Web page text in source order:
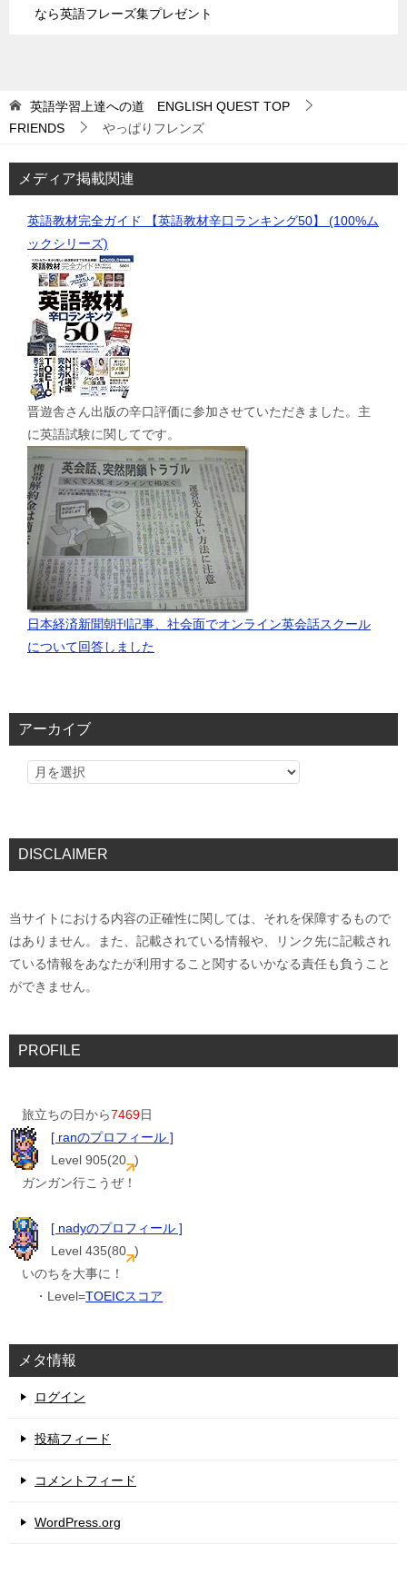
なら英語フレーズ集プレゼント
英語学習上達への道 ENGLISH QUEST TOP
FRIENDS
やっぱりフレンズ
メディア掲載関連
英語教材完全ガイド 【英語教材辛口ランキング50】 (100%ム
ックシリーズ)
晋遊舎さん出版の辛口評価に参加させていただきました。主
に英語試験に関してです。
日本経済新聞朝刊記事、社会面でオンライン英会話スクール
について回答しました
アーカイブ
DISCLAIMER
当サイトにおける内容の正確性に関しては、それを保障するもので
はありません。また、記載されている情報や、リンク先に記載され
ている情報をあなたが利用すること関するいかなる責任も負うこと
ができません。
PROFILE
旅立ちの日から7469日
[ ranのプロフィール ]
Level 905(20 )
ガンガン行こうぜ！
[ nadyのプロフィール ]
Level 435(80 )
いのちを大事に！
・Level=TOEICスコア
メタ情報
ログイン
投稿フィード
コメントフィード
WordPress.org